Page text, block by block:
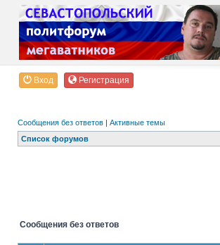
Вход Регистрация
Сообщения без ответов | Активные темы
Список форумов
Сообщения без ответов